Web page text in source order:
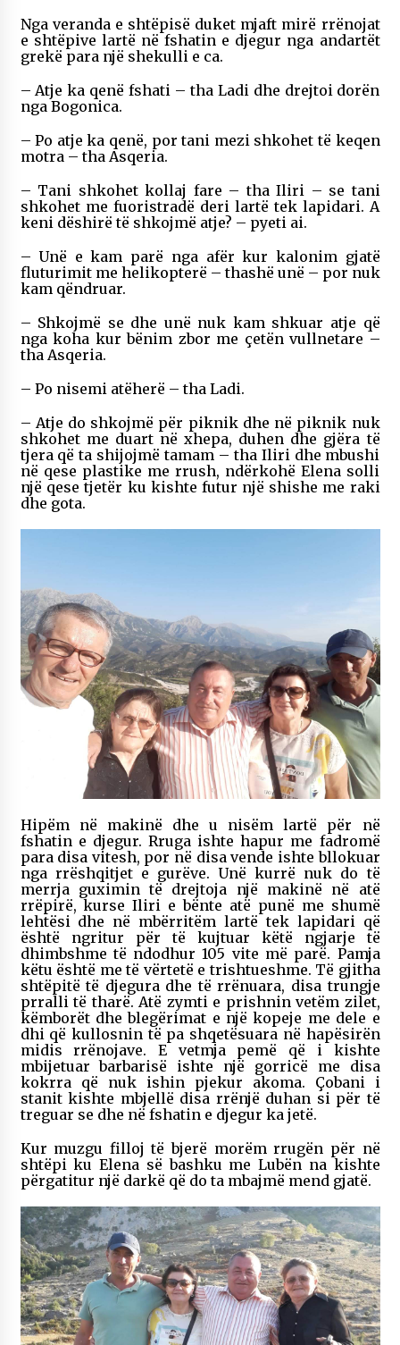
Nga veranda e shtëpisë duket mjaft mirë rrënojat
e shtëpive lartë në fshatin e djegur nga andartët
grekë para një shekulli e ca.
– Atje ka qenë fshati – tha Ladi dhe drejtoi dorën
nga Bogonica.
– Po atje ka qenë, por tani mezi shkohet të keqen
motra – tha Asqeria.
– Tani shkohet kollaj fare – tha Iliri – se tani
shkohet me fuoristradë deri lartë tek lapidari. A
keni dëshirë të shkojmë atje? – pyeti ai.
– Unë e kam parë nga afër kur kalonim gjatë
fluturimit me helikopterë – thashë unë – por nuk
kam qëndruar.
– Shkojmë se dhe unë nuk kam shkuar atje që
nga koha kur bënim zbor me çetën vullnetare –
tha Asqeria.
– Po nisemi atëherë – tha Ladi.
– Atje do shkojmë për piknik dhe në piknik nuk
shkohet me duart në xhepa, duhen dhe gjëra të
tjera që ta shijojmë tamam – tha Iliri dhe mbushi
në qese plastike me rrush, ndërkohë Elena solli
një qese tjetër ku kishte futur një shishe me raki
dhe gota.
Hipëm në makinë dhe u nisëm lartë për në
fshatin e djegur. Rruga ishte hapur me fadromë
para disa vitesh, por në disa vende ishte bllokuar
nga rrëshqitjet e gurëve. Unë kurrë nuk do të
merrja guximin të drejtoja një makinë në atë
rrëpirë, kurse Iliri e bënte atë punë me shumë
lehtësi dhe në mbërritëm lartë tek lapidari që
është ngritur për të kujtuar këtë ngjarje të
dhimbshme të ndodhur 105 vite më parë. Pamja
këtu është me të vërtetë e trishtueshme. Të gjitha
shtëpitë të djegura dhe të rrënuara, disa trungje
prralli të tharë. Atë zymti e prishnin vetëm zilet,
këmborët dhe blegërimat e një kopeje me dele e
dhi që kullosnin të pa shqetësuara në hapësirën
midis rrënojave. E vetmja pemë që i kishte
mbijetuar barbarisë ishte një gorricë me disa
kokrra që nuk ishin pjekur akoma. Çobani i
stanit kishte mbjellë disa rrënjë duhan si për të
treguar se dhe në fshatin e djegur ka jetë.
Kur muzgu filloj të bjerë morëm rrugën për në
shtëpi ku Elena së bashku me Lubën na kishte
përgatitur një darkë që do ta mbajmë mend gjatë.